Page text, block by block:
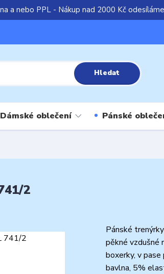
a nebo PPL - Nákup nad 2000 Kč
Hledat
Dámské oblečení Pánské
2
Pánské
pěkné vzdušné
boxerky, v
bavlna, 5%